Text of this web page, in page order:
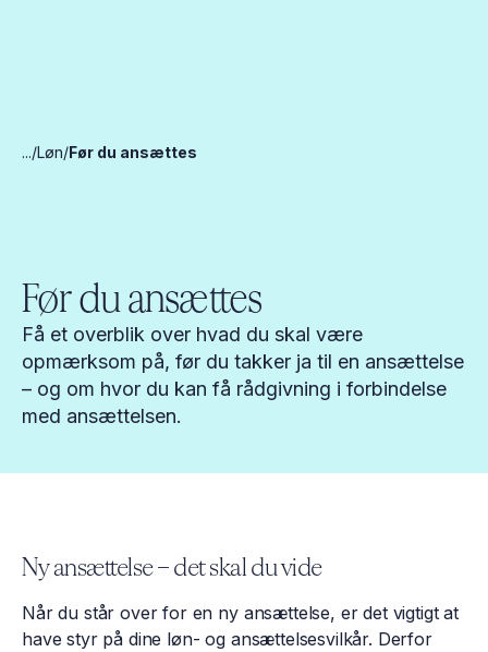
... Løn Før du ansættes
Før du ansættes
Få et overblik over hvad du skal være
opmærksom på, før du takker ja til en ansættelse
– og om hvor du kan få rådgivning i forbindelse
med ansættelsen.
Ny ansættelse – det skal du vide
Når du står over for en ny ansættelse, er det vigtigt at
have styr på dine løn- og ansættelsesvilkår. Derfor